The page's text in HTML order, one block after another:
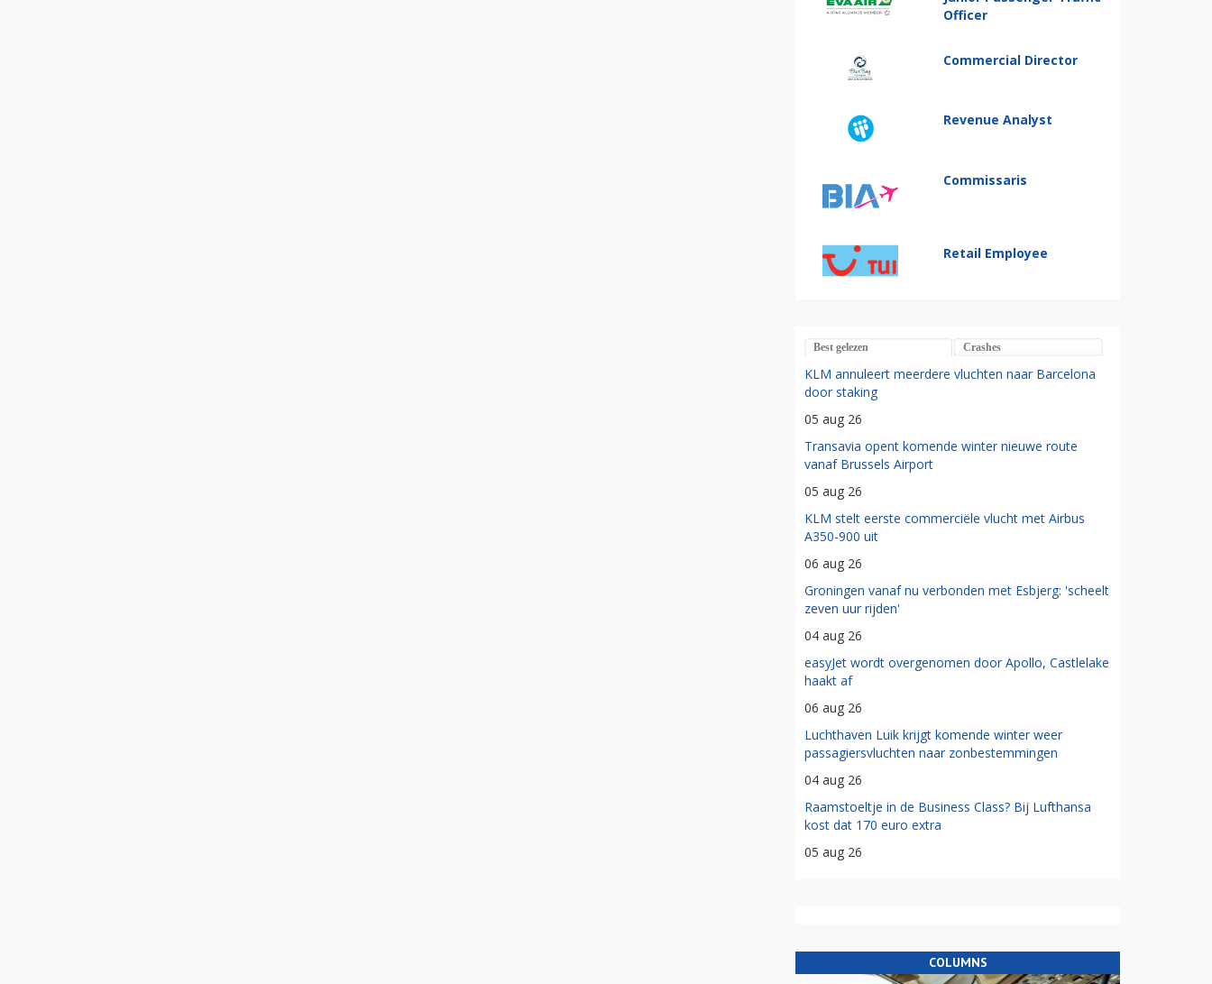
Officer
Commercial Director
Revenue Analyst
Commissaris
Retail Employee
Best gelezen Crashes
KLM annuleert meerdere vluchten naar Barcelona
door staking
05 aug 26
Transavia opent komende winter nieuwe route
vanaf Brussels Airport
05 aug 26
KLM stelt eerste commerciële vlucht met Airbus
A350-900 uit
06 aug 26
Groningen vanaf nu verbonden met Esbjerg: 'scheelt
zeven uur rijden'
04 aug 26
easyJet wordt overgenomen door Apollo, Castlelake
haakt af
06 aug 26
Luchthaven Luik krijgt komende winter weer
passagiersvluchten naar zonbestemmingen
04 aug 26
Raamstoeltje in de Business Class? Bij Lufthansa
kost dat 170 euro extra
05 aug 26
COLUMNS